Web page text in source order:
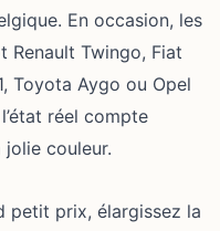
En occasion, les
Renault Twingo, Fiat
Toyota Aygo ou Opel
réel compte
couleur.
petit prix, élargissez la